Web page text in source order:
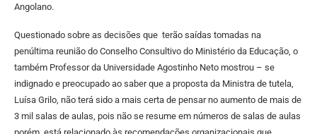
Angolano.
Questionado sobre as decisões que terão saídas tomadas na
penúltima reunião do Conselho Consultivo do Ministério da Educação, o
também Professor da Universidade Agostinho Neto mostrou – se
indignado e preocupado ao saber que a proposta da Ministra de tutela,
Luísa Grilo, não terá sido a mais certa de pensar no aumento de mais de
3 mil salas de aulas, pois não se resume em números de salas de aulas